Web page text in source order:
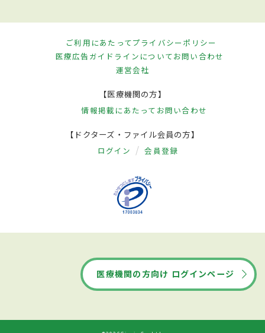
ご利用にあたってプライバシーポリシー
医療広告ガイドラインについてお問い合わせ
運営会社
【医療機関の方】
情報掲載にあたって お問い合わせ
【ドクターズ・ファイル会員の方】
ログイン 会員登録
医療機関の方向け ログインページ